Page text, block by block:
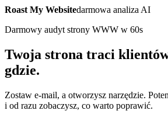
Roast My Websitedarmowa analiza AI
Darmowy audyt strony WWW w 60s
Twoja strona traci
gdzie.
Zostaw e-mail, a otworzysz narzędzie.
i od razu zobaczysz, co warto poprawić.